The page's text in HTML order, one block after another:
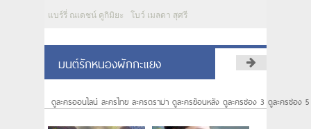
แบร์รี่ ณเดชน์ คูกิมิยะ โบว์ เมลดา สุศรี
มนต์รักหนองผักกะแยง
ดูละครออนไลน์ ละครไทย ละครดราม่า ดูละครย้อนหลัง ดูละครช่อง 3 ดูละครช่อง